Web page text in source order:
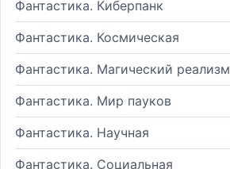
Фантастика. Киберпанк
Фантастика. Космическая
Фантастика. Магический реализм
Фантастика. Мир пауков
Фантастика. Научная
Фантастика. Социальная